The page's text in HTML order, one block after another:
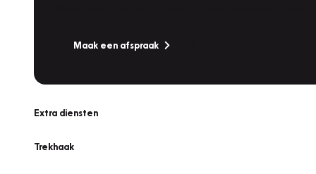
Maak een afspraak
Extra diensten
Trekhaak